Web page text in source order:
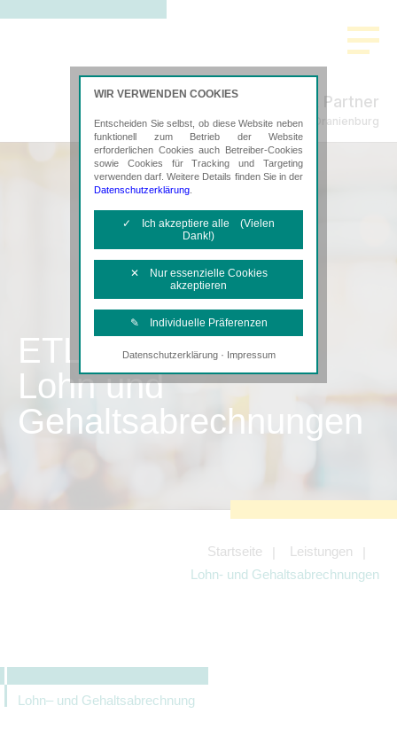
Freund & Partner
Steuerberatung in Oranienburg
ETL
Lohn und
Gehaltsabrechnungen
Startseite
Leistungen
Lohn- und Gehaltsabrechnungen
Lohn– und Gehaltsabrechnung
WIR VERWENDEN COOKIES
Entscheiden Sie selbst, ob diese Website neben
funktionell zum Betrieb der Website
erforderlichen Cookies auch Betreiber-Cookies
sowie Cookies für Tracking und Targeting
verwenden darf. Weitere Details finden Sie in der
Datenschutzerklärung
✓ Ich akzeptiere alle (Vielen
Dank!)
✕ Nur essenzielle Cookies
akzeptieren
✎ Individuelle Präferenzen
Notwendige Cookies
Diese Cookies sind erforderlich, um die
Tracking- und Targeting-Cookies
Angebotes einschließlich der
Angeboten von z.B. Facebook und
Datenschutzerklärung· Impressum